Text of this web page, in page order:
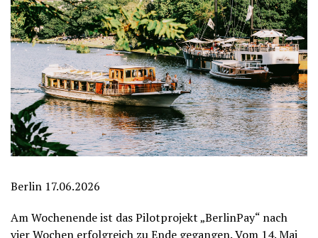
Berlin 17.06.2026
Am Wochenende ist das Pilotprojekt „BerlinPay“ nach
vier Wochen erfolgreich zu Ende gegangen. Vom 14. Mai